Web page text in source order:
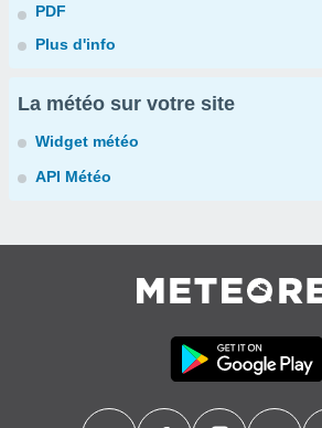
PDF
Plus d'info
La météo sur votre site
Widget météo
API Météo